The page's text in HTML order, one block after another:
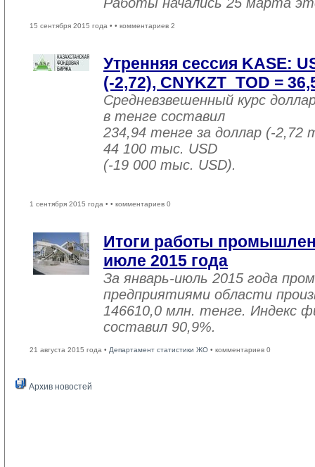
15 сентября 2015 года • • комментариев 2
Утренняя сессия KASE:
(-2,72), CNYKZT_TOD =
Средневзвешенный курс
в тенге составил
234,94 тенге за доллар (-2,72
44 100 тыс. USD
(-19 000 тыс. USD).
1 сентября 2015 года • • комментариев 0
Итоги работы
июле 2015 года
За январь-июль 2015 года
предприятиями области
146610,0 млн. тенге. Индекс
составил 90,9%.
21 августа 2015 года • Департамент статистики ЖО • комментариев 0
Архив новостей